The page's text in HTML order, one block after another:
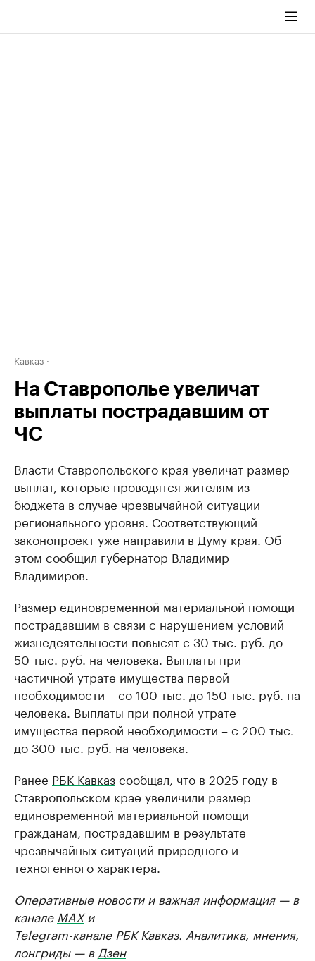
Кавказ
На Ставрополье увеличат
выплаты пострадавшим от
ЧС
Власти Ставропольского края увеличат размер
выплат, которые проводятся жителям из
бюджета в случае чрезвычайной ситуации
регионального уровня. Соответствующий
законопроект уже направили в Думу края. Об
этом сообщил губернатор Владимир
Владимиров.
Размер единовременной материальной помощи
пострадавшим в связи с нарушением условий
жизнедеятельности повысят с 30 тыс. руб. до
50 тыс. руб. на человека. Выплаты при
частичной утрате имущества первой
необходимости – со 100 тыс. до 150 тыс. руб. на
человека. Выплаты при полной утрате
имущества первой необходимости – с 200 тыс.
до 300 тыс. руб. на человека.
Ранее РБК Кавказсообщал, что в 2025 году в
Ставропольском крае увеличили размер
единовременной материальной помощи
гражданам, пострадавшим в результате
чрезвычайных ситуаций природного и
техногенного характера.
Оперативные новости и важная информация — в
канале MAXи
Telegram-канале РБК Кавказ. Аналитика, мнения,
лонгриды — в Дзен